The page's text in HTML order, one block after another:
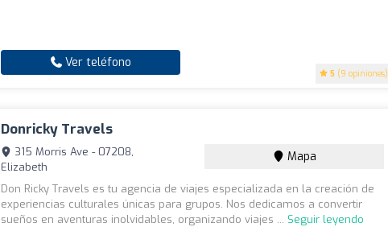
5 (9 opiniones)
Ver teléfono
Donricky Travels
315 Morris Ave - 07208,
Elizabeth
Mapa
Don Ricky Travels es tu agencia de viajes especializada en la creación de
experiencias culturales únicas para grupos. Nos dedicamos a convertir
sueños en aventuras inolvidables, organizando viajes ... Seguir leyendo